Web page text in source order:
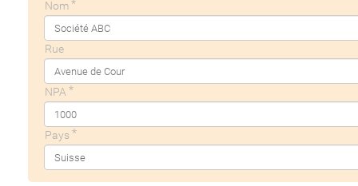
Nom
Rue
NPA
Pays